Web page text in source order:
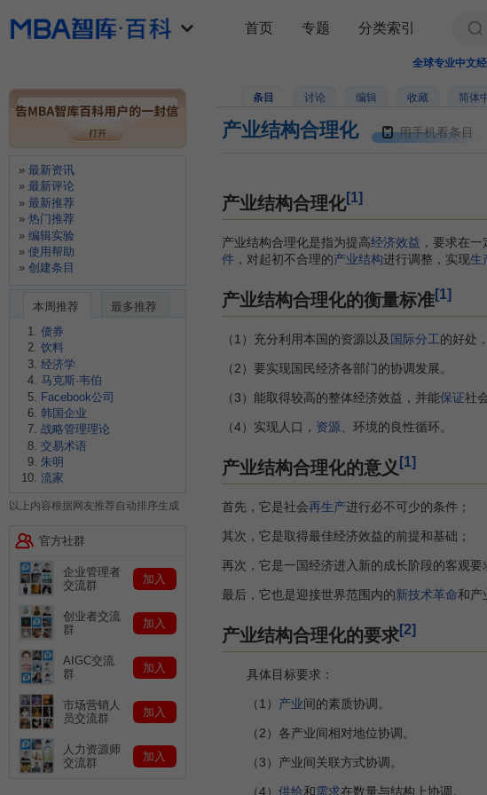
全球专业中文
条目 讨论 编辑 收藏 简体
产业结构合理化 用手机看条目
产业结构合理化[1]
产业结构合理化是指为提高经济效益 ，要求在一
件 ，对起初不合理的产业结构进行调整，实现生
产业结构合理化的衡量标准[1]
（1）充分利用本国的资源以及 国际分工的好处
（2）要实现国民经济各部门的协调发展。
（3）能取得较高的整体经济效益，并能保证社
（4）实现人口， 资源 、环境的良性循环。
产业结构合理化的意义 [1]
首先，它是社会再生产进行必不可少的条件；
其次，它是取得最佳经济效益的前提和基础；
再次，它是一国经济进入新的成长阶段的客观要
最后，它也是迎接世界范围内的新技术革命和产
产业结构合理化的要求[2]
具体目标要求：
（1） 产业间的素质协调。
（2）各产业间相对地位协调。
（3）产业间关联方式协调。
（4） 供给和需求在数量与结构上协调。
首页 专题 分类索引
最新资讯
最新评论
最新推荐
热门推荐
编辑实验
使用帮助
创建条目
本周推荐
最多推荐
债券
饮料
经济学
马克斯·韦伯
Facebook公司
韩国企业
战略管理理论
交易术语
朱明
流家
以上内容根据网友推荐自动排序生成
官方社群
企业管理者
交流群
加入
创业者交流
群
加入
AIGC交流
群
加入
市场营销人
员交流群
加入
人力资源师
交流群
加入